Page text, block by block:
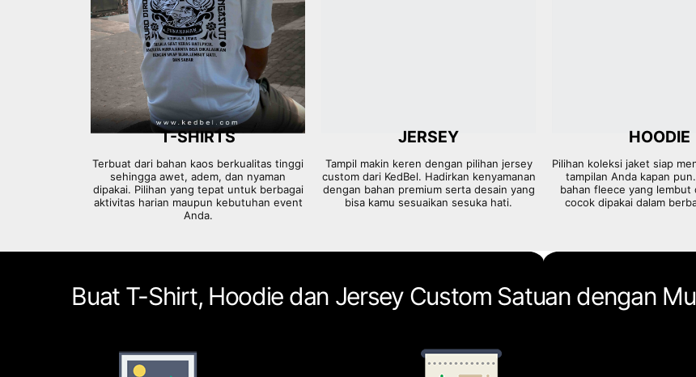
T-SHIRTS
Terbuat dari bahan kaos berkualitas tinggi
sehingga awet, adem, dan nyaman
dipakai. Pilihan yang tepat untuk berbagai
aktivitas harian maupun kebutuhan event
Anda.
JERSEY
Tampil makin keren dengan pilihan jersey
custom dari KedBel. Hadirkan kenyamanan
dengan bahan premium serta desain yang
bisa kamu sesuaikan sesuka hati.
HOODIE
Pilihan koleksi jaket siap
tampilan Anda kapan
bahan fleece yang lembut
cocok dipakai dalam
Buat T-Shirt, Hoodie dan Jersey Custom Satuan dengan